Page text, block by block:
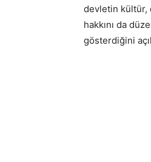
devletin kültür,
hakkını da
gösterdiğini